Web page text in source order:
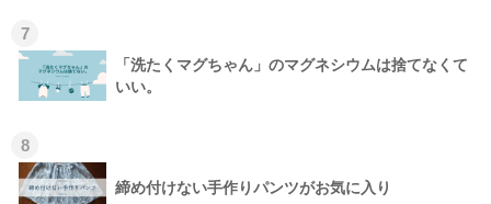
7
「洗たくマグちゃん」のマグネシウムは捨てなくて
いい。
8
締め付けない手作りパンツがお気に入り